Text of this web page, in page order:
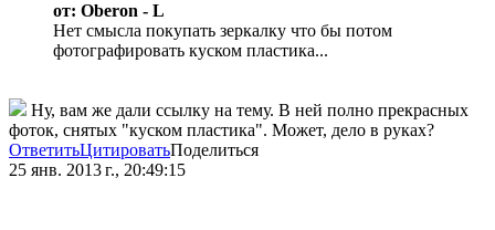
от: Oberon - L
Нет смысла покупать зеркалку что бы потом
фотографировать куском пластика...
Ну, вам же дали ссылку на тему. В ней полно прекрасных
фоток, снятых "куском пластика". Может, дело в руках?
ОтветитьЦитироватьПоделиться
25 янв. 2013 г., 20:49:15